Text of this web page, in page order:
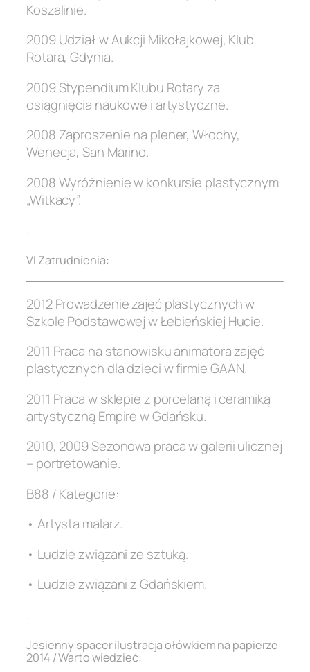
Koszalinie.
2009 Udział w Aukcji Mikołajkowej, Klub
Rotara, Gdynia.
2009 Stypendium Klubu Rotary za
osiągnięcia naukowe i artystyczne.
2008 Zaproszenie na plener, Włochy,
Wenecja, San Marino.
2008 Wyróżnienie w konkursie plastycznym
„Witkacy”.
.
VI Zatrudnienia:
2012 Prowadzenie zajęć plastycznych w
Szkole Podstawowej w Łebieńskiej Hucie.
2011 Praca na stanowisku animatora zajęć
plastycznych dla dzieci w firmie GAAN.
2011 Praca w sklepie z porcelaną i ceramiką
artystyczną Empire w Gdańsku.
2010, 2009 Sezonowa praca w galerii ulicznej
– portretowanie.
B88 / Kategorie:
• Artysta malarz.
• Ludzie związani ze sztuką.
• Ludzie związani z Gdańskiem.
.
Jesienny spacer ilustracja ołówkiem na papierze
2014 / Warto wiedzieć: